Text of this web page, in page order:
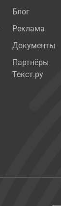
Блог
Реклама
Документы
Партнёры
Текст.ру